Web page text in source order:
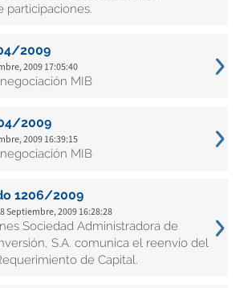
participaciones.
2009
2009 17:05:40
MIB
2009
2009 16:39:15
MIB
1206/2009
Septiembre, 2009 16:28:28
Sociedad Administradora de
S.A. comunica el reenvío del
de Capital.